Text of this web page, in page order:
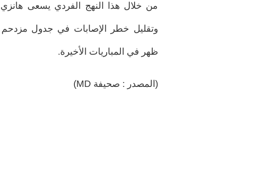
من خلال هذا النهج الفردي يسعى
وتقليل خطر الإصابات في جدول مزدحم
ظهر في المباريات الأخيرة.
(المصدر : صحيفة MD)